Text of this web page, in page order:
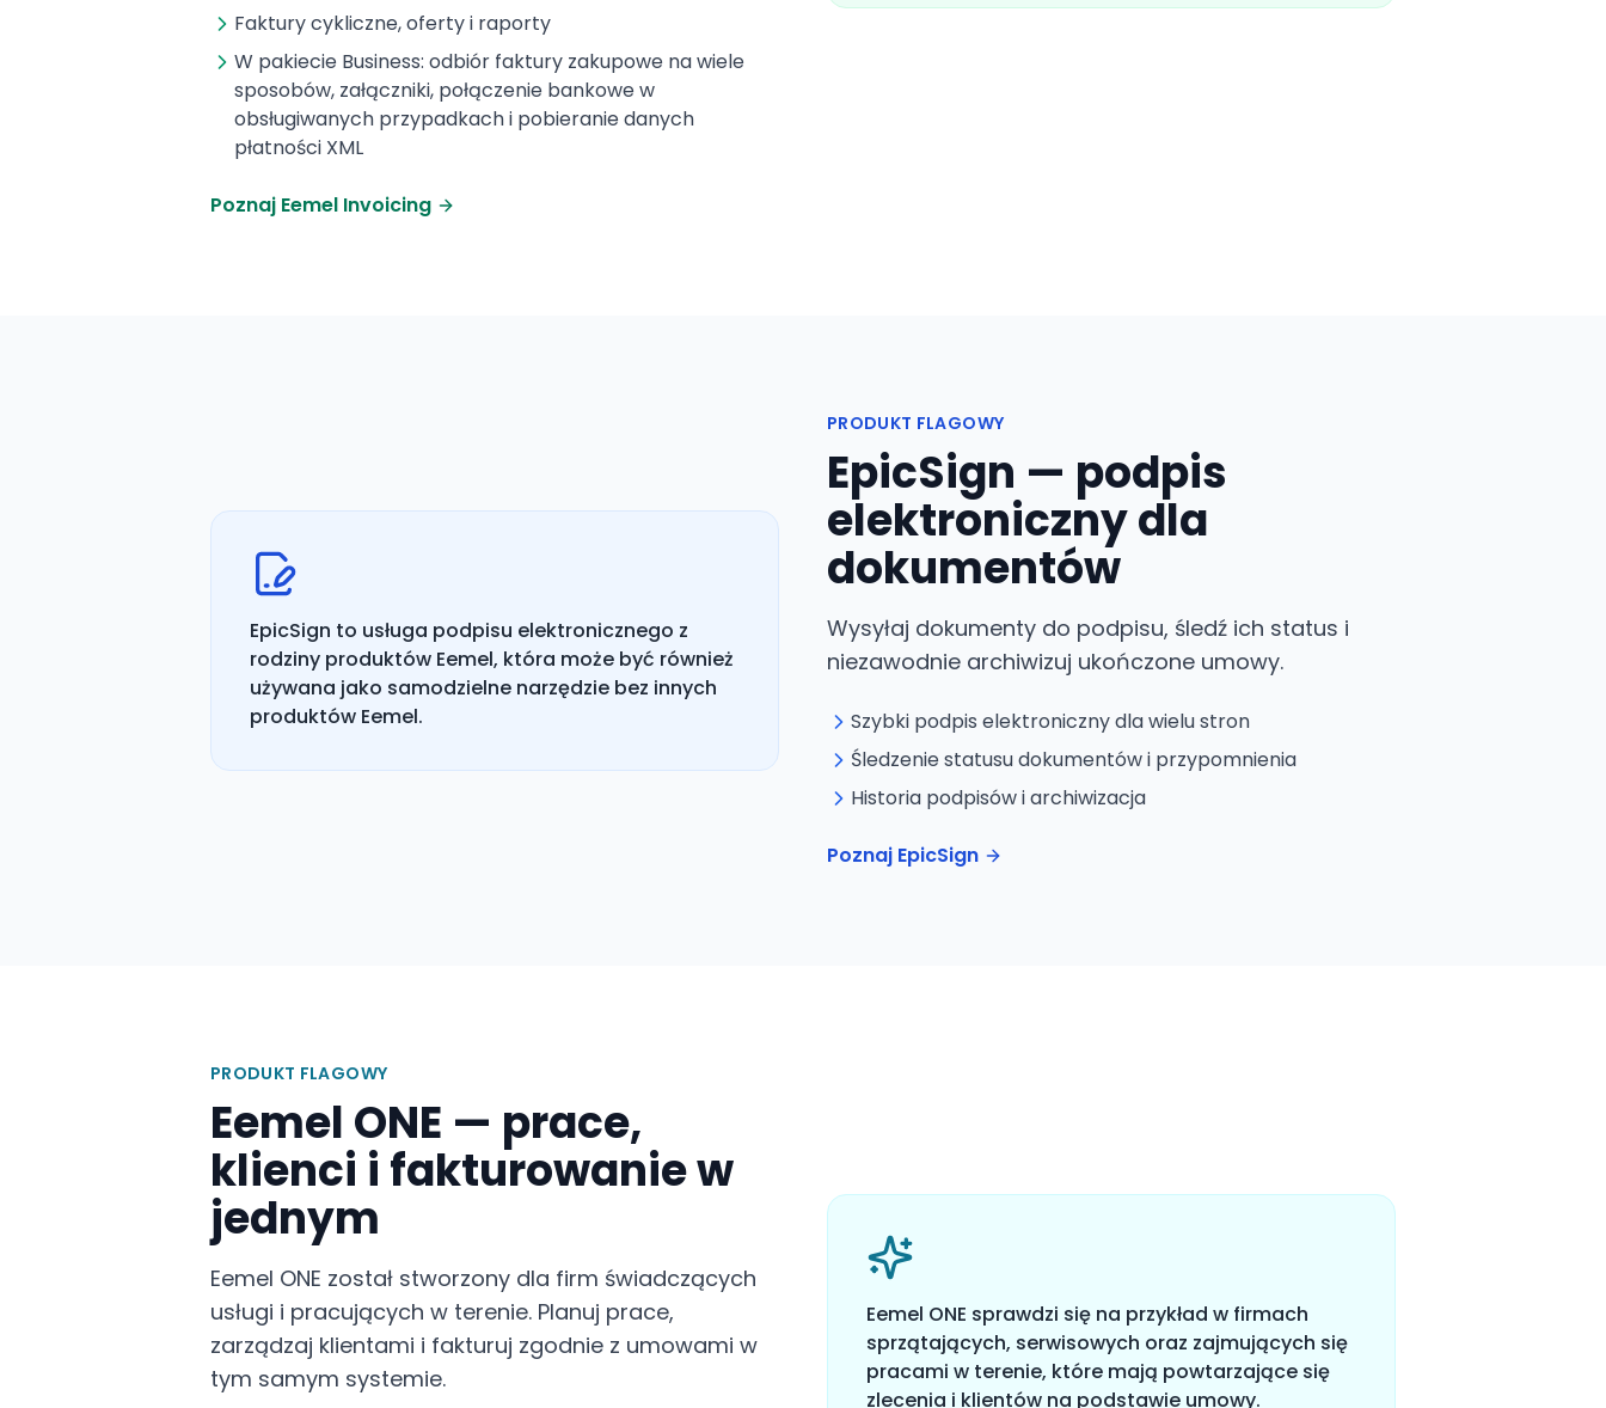
Faktury cykliczne, oferty i raporty
W pakiecie Business: odbiór faktury zakupowe na wiele
sposobów, załączniki, połączenie bankowe w
obsługiwanych przypadkach i pobieranie danych
płatności XML
Poznaj Eemel Invoicing
PRODUKT FLAGOWY
EpicSign — podpis
elektroniczny dla
dokumentów
Wysyłaj dokumenty do podpisu, śledź ich status i
niezawodnie archiwizuj ukończone umowy.
Szybki podpis elektroniczny dla wielu stron
Śledzenie statusu dokumentów i przypomnienia
Historia podpisów i archiwizacja
Poznaj EpicSign
EpicSign to usługa podpisu elektronicznego z
rodziny produktów Eemel, która może być również
używana jako samodzielne narzędzie bez innych
produktów Eemel.
PRODUKT FLAGOWY
Eemel ONE — prace,
klienci i fakturowanie w
jednym
Eemel ONE został stworzony dla firm świadczących
usługi i pracujących w terenie. Planuj prace,
zarządzaj klientami i fakturuj zgodnie z umowami w
tym samym systemie.
Eemel ONE sprawdzi się na przykład w firmach
sprzątających, serwisowych oraz zajmujących się
pracami w terenie, które mają powtarzające się
zlecenia i klientów na podstawie umowy.